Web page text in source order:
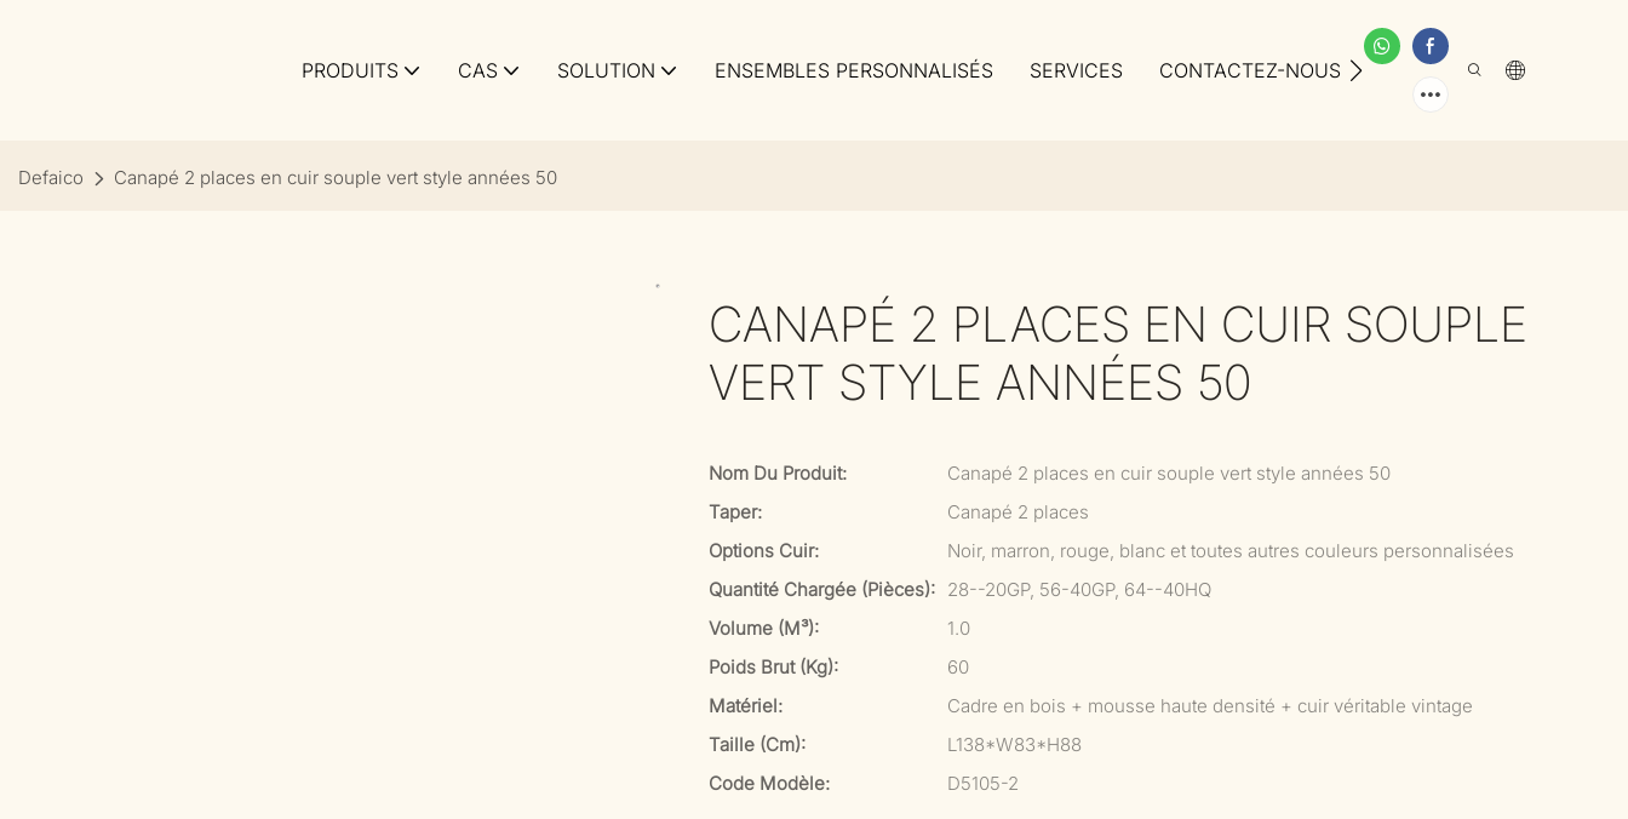
PRODUITS CAS SOLUTION ENSEMBLES PERSONNALISÉS SERVICES CONTACTEZ-NOUS À PROPOS DE NOUS
Defaico Canapé 2 places en cuir souple vert style années 50
CANAPÉ 2 PLACES EN CUIR SOUPLE
VERT STYLE ANNÉES 50
Nom Du Produit:
Canapé 2 places en cuir souple vert style années 50
Taper:
Canapé 2 places
Options Cuir:
Noir, marron, rouge, blanc et toutes autres couleurs personnalisées
Quantité Chargée (pièces): 28--20GP, 56-40GP, 64--40HQ
Volume (m³):
1.0
Poids Brut (kg):
60
Matériel:
Cadre en bois + mousse haute densité + cuir véritable vintage
Taille (cm):
L138*W83*H88
Code Modèle:
D5105-2